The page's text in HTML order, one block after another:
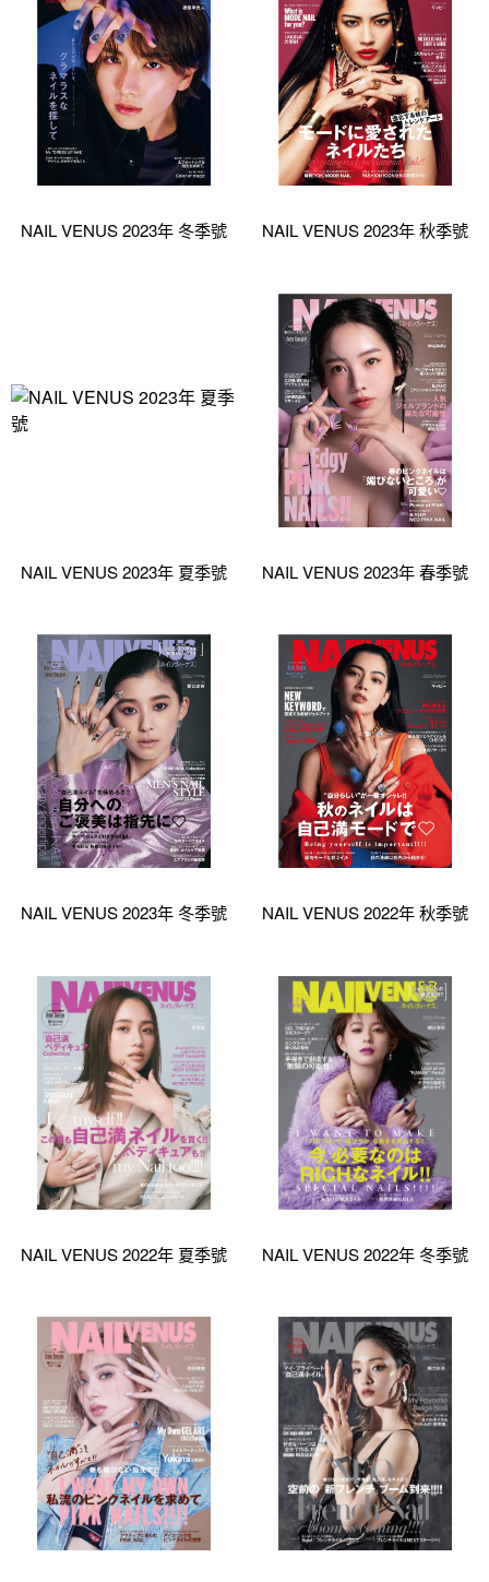
NAIL VENUS 2023年 冬季號 NAIL VENUS 2023年 秋季號
NAIL VENUS 2023年 夏季號 NAIL VENUS 2023年 春季號
NAIL VENUS 2023年 冬季號 NAIL VENUS 2022年 秋季號
NAIL VENUS 2022年 夏季號 NAIL VENUS 2022年 冬季號